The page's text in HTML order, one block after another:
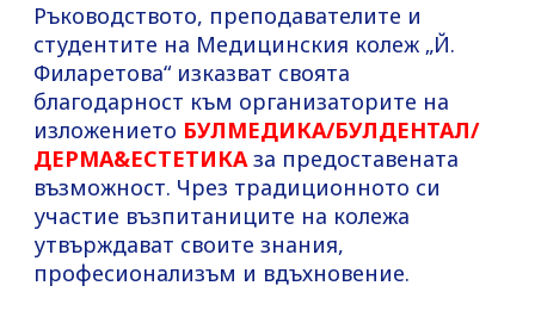
Ръководството, преподавателите и
студентите на Медицинския колеж „Й.
Филаретова“ изказват своята
благодарност към организаторите на
изложението БУЛМЕДИКА/БУЛДЕНТАЛ/
ДЕРМА&ЕСТЕТИКАза предоставената
възможност. Чрез традиционното си
участие възпитаниците на колежа
утвърждават своите знания,
професионализъм и вдъхновение.